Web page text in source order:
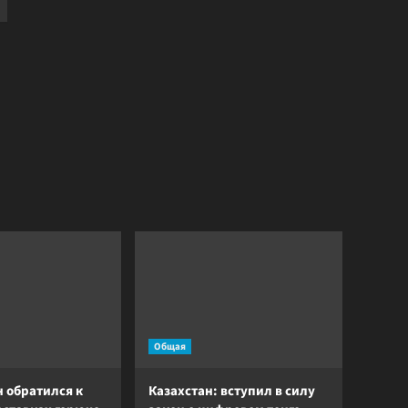
обратился к
Общая
Казахстан: вступил в силу